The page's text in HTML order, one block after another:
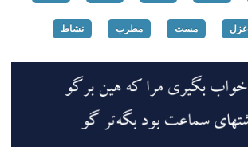
غزل مست مطرب نشاط